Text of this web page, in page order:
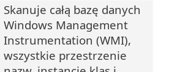
Skanuje całą bazę danych
Windows Management
Instrumentation (WMI),
wszystkie przestrzenie